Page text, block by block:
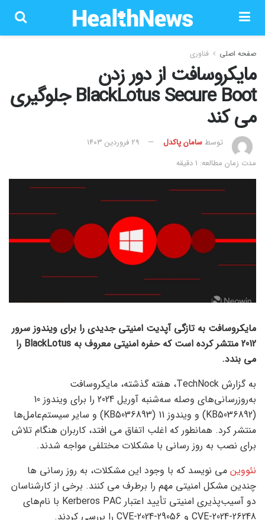
صفحه اصلی فناوری
مایکروسافت از دور زدن
BlackLotus Secure Boot جلوگیری
می کند
توسطسامان پاکدل
۲۹ فروردین ۱۴۰۳
مدت زمان مطالعه: 1 دقیقه
مایکروسافت به تازگی آپدیت امنیتی جدیدی را برای ویندوز سرور
2012 منتشر کرده است که حفره امنیتی معروف به BlackLotus را
می بندد.
به گزارش TechNock، هفته گذشته، مایکروسافت
به‌روزرسانی‌های وصله سه‌شنبه آوریل 2024 را برای ویندوز 10
(KB5036892) و ویندوز 11 (KB5036893) و سایر سیستم‌عامل‌ها
منتشر کرد. همانطور که اغلب اتفاق می افتد، کاربران هنگام تلاش
برای نصب به روز رسانی با مشکلات مختلفی مواجه شدند.
نئووین می نویسد که با وجود این مشکلات، به روز رسانی ها
چندین مشکل امنیتی مهم را برطرف می کنند. برخی از کارشناسان
دو آسیب‌پذیری امنیتی تأیید اعتبار Kerberos PAC با نام‌های
CVE-2024-26248 و CVE-2024-29056 را بررسی کردند.